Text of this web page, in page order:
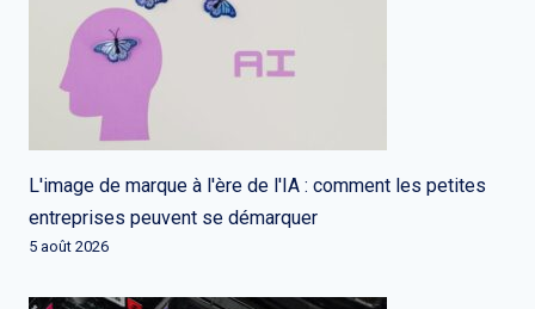
L'image de marque à l'ère de l'IA : comment les petites
entreprises peuvent se démarquer
5 août 2026